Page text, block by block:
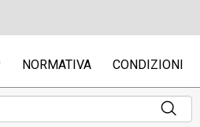
NORMATIVA CONDIZIONI